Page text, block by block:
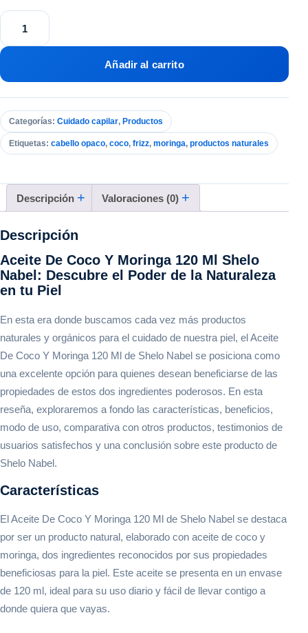
Aceite
Coco
Moringa
Nabel
cantidad
Añadir al carrito
Categorías: Cuidado capilar, Productos
Etiquetas: cabello opaco, coco, frizz, moringa, productos naturales
Descripción Valoraciones (0)
Descripción
Aceite De Coco Y Moringa 120 Ml Shelo
Nabel: Descubre el Poder de la Naturaleza
en tu Piel
En esta era donde buscamos cada vez más productos
naturales y orgánicos para el cuidado de nuestra piel, el Aceite
De Coco Y Moringa 120 Ml de Shelo Nabel se posiciona como
una excelente opción para quienes desean beneficiarse de las
propiedades de estos dos ingredientes poderosos. En esta
reseña, exploraremos a fondo las características, beneficios,
modo de uso, comparativa con otros productos, testimonios de
usuarios satisfechos y una conclusión sobre este producto de
Shelo Nabel.
Características
El Aceite De Coco Y Moringa 120 Ml de Shelo Nabel se destaca
por ser un producto natural, elaborado con aceite de coco y
moringa, dos ingredientes reconocidos por sus propiedades
beneficiosas para la piel. Este aceite se presenta en un envase
de 120 ml, ideal para su uso diario y fácil de llevar contigo a
donde quiera que vayas.